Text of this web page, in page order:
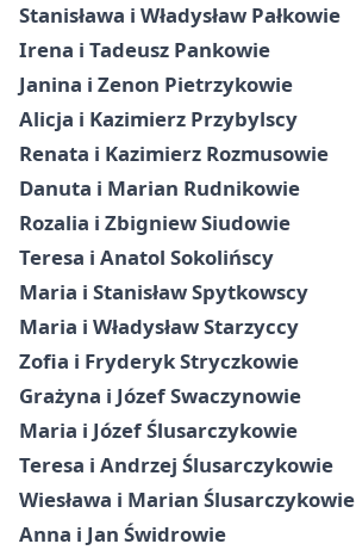
Stanisława i Władysław Pałkowie
Irena i Tadeusz Pankowie
Janina i Zenon Pietrzykowie
Alicja i Kazimierz Przybylscy
Renata i Kazimierz Rozmusowie
Danuta i Marian Rudnikowie
Rozalia i Zbigniew Siudowie
Teresa i Anatol Sokolińscy
Maria i Stanisław Spytkowscy
Maria i Władysław Starzyccy
Zofia i Fryderyk Stryczkowie
Grażyna i Józef Swaczynowie
Maria i Józef Ślusarczykowie
Teresa i Andrzej Ślusarczykowie
Wiesława i Marian Ślusarczykowie
Anna i Jan Świdrowie